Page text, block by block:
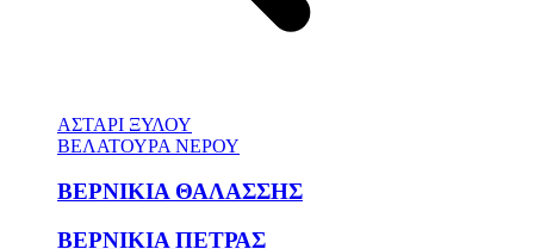
ΑΣΤΑΡΙ ΞΥΛΟΥ
ΒΕΛΑΤΟΥΡΑ ΝΕΡΟΥ
ΒΕΡΝΙΚΙΑ ΘΑΛΑΣΣΗΣ
ΒΕΡΝΙΚΙΑ ΠΕΤΡΑΣ